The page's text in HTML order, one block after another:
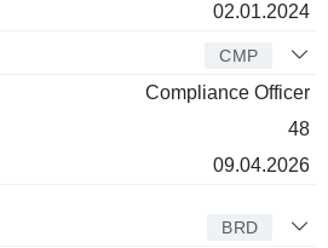
02.01.2024
CMP
Compliance Officer
48
09.04.2026
BRD